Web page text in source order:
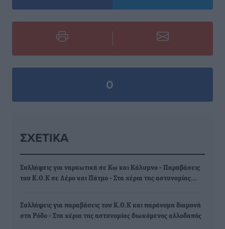
0
ΣΧΕΤΙΚΆ
Συλλήψεις για ναρκωτικά σε Κω και Κάλυμνο - Παραβάσεις
του Κ.Ο.Κ σε Λέρο και Πάτμο - Στα χέρια της αστυνομίας…
Συλλήψεις για παραβάσεις του Κ.Ο.Κ και παράνομη διαμονή
στη Ρόδο - Στα χέρια της αστυνομίας διωκόμενος αλλοδαπός